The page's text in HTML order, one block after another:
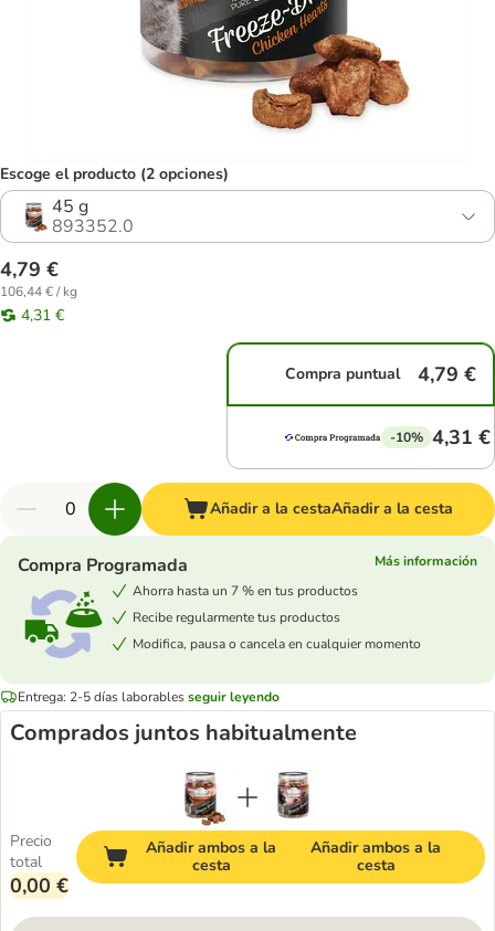
Escoge el producto (2 opciones)
45 g
893352.0
4,79 €
106,44 € / kg
4,31 €
Compra puntual 4,79 €
-10% 4,31 €
Añadir a la cestaAñadir a la cesta
Compra Programada
Más información
Ahorra hasta un 7 % en tus productos
Recibe regularmente tus productos
Modifica, pausa o cancela en cualquier momento
Entrega: 2-5 días laborablesseguir leyendo
Comprados juntos habitualmente
Precio
total
0,00 €
Añadir ambos a la
cesta
Añadir ambos a la
cesta